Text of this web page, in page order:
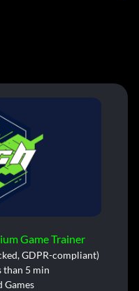
Game Trainer
GDPR-compliant)
than 5 min
Games